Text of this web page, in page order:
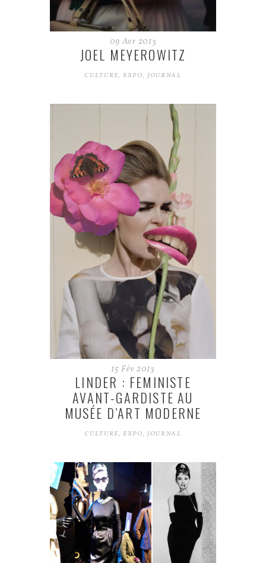
09 Avr 2013
JOEL MEYEROWITZ
CULTURE,EXPO,JOURNAL
15 Fév 2013
LINDER : FEMINISTE
AVANT-GARDISTE AU
MUSÉE D’ART MODERNE
CULTURE,EXPO,JOURNAL